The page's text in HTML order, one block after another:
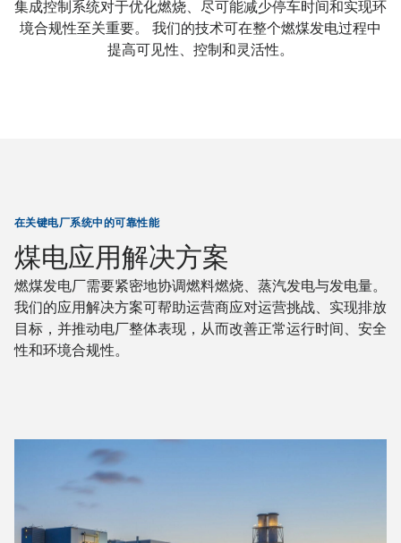
集成控制系统对于优化燃烧、尽可能减少停车时间和实现环
境合规性至关重要。 我们的技术可在整个燃煤发电过程中
提高可见性、控制和灵活性。
在关键电厂系统中的可靠性能
煤电应用解决方案
燃煤发电厂需要紧密地协调燃料燃烧、蒸汽发电与发电量。
我们的应用解决方案可帮助运营商应对运营挑战、实现排放
目标，并推动电厂整体表现，从而改善正常运行时间、安全
性和环境合规性。